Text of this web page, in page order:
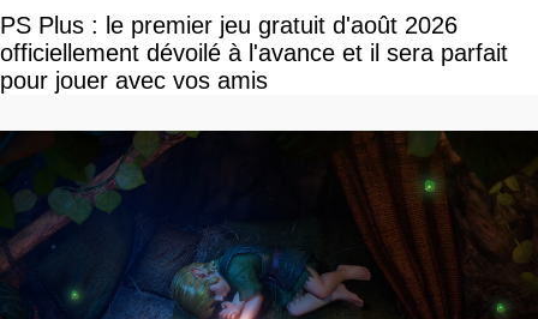
PS Plus : le premier jeu gratuit d'août 2026
officiellement dévoilé à l'avance et il sera parfait
pour jouer avec vos amis